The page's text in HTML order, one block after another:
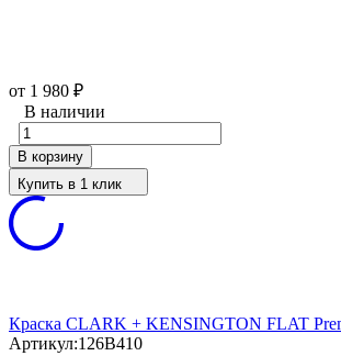
от 1 980 ₽
В наличии
В корзину
Купить в 1 клик
Краска CLARK + KENSINGTON FLAT
Артикул:126B410